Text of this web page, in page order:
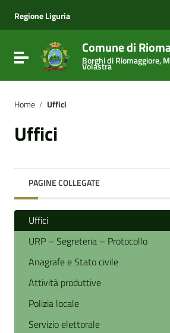
Vai al menu di navigazione
Vai al footer
Regione Liguria
Attiva / disattiva la navigazione
Comune di
Borghi di Riomaggiore,
Volastra
Home / Uffici
Uffici
PAGINE COLLEGATE
Uffici
URP – Segreteria – Protocollo
Anagrafe e Stato civile
Attività produttive
Polizia locale
Servizio elettorale